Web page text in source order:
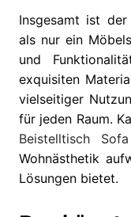
Insgesamt ist
als nur ein
und
exquisiten
vielseitiger
für jeden Raum.
Beistelltisch
Sofa
Wohnästhetik
Lösungen bietet.